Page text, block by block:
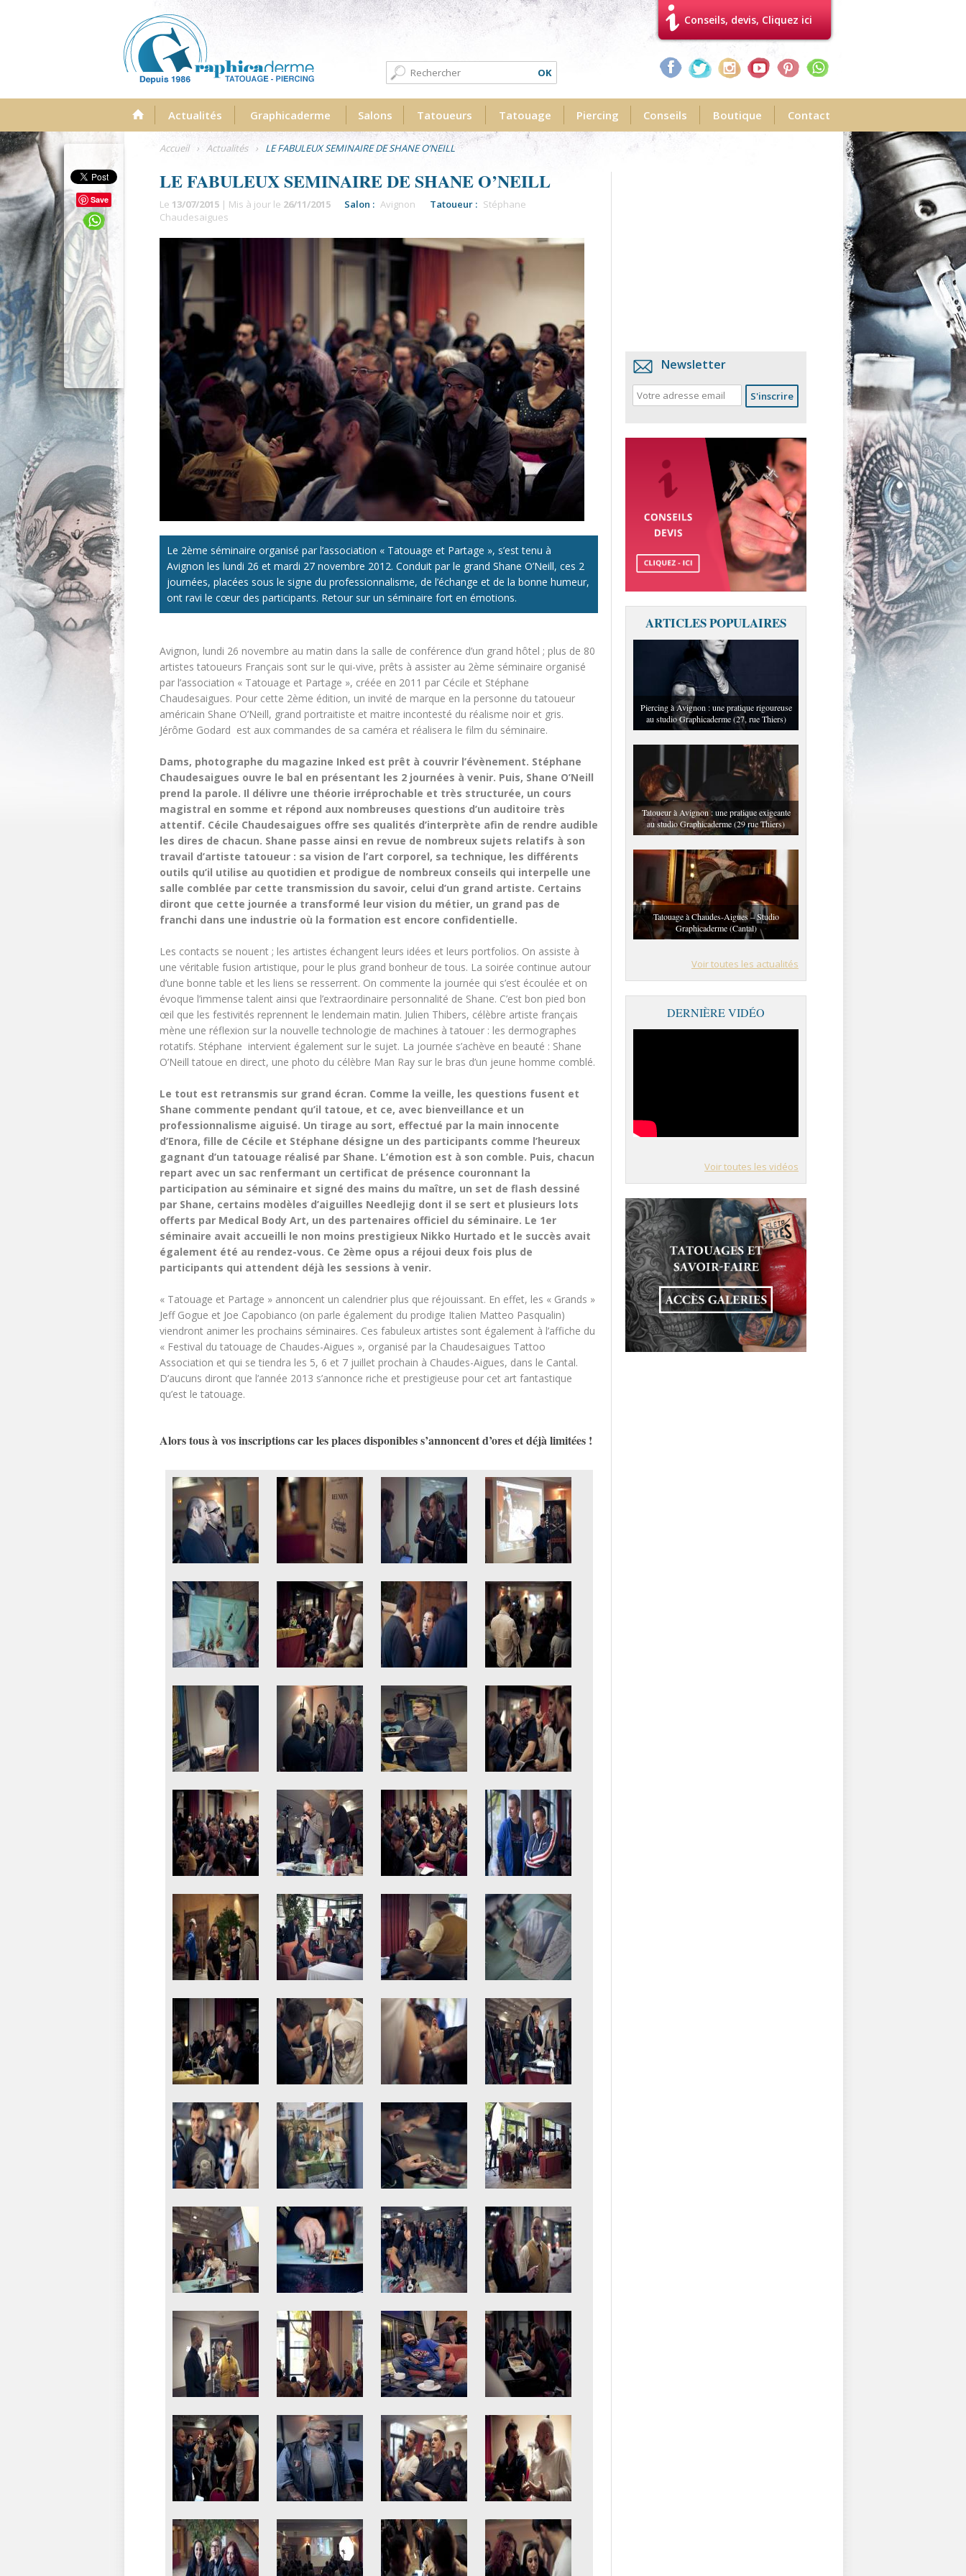
Formulaire de recherche Recherche
Conseils, devis, Cliquez ici
Menu Actualités Graphicaderme Salons Tatoueurs Tatouage Piercing Conseils Boutique Contact
Save
Accueil › Actualités › LE FABULEUX SEMINAIRE DE SHANE O’NEILL
LE FABULEUX SEMINAIRE DE SHANE O’NEILL
Le 13/07/2015 | Mis à jour le 26/11/2015 Salon : Avignon Tatoueur : Stéphane
Chaudesaigues
Le 2ème séminaire organisé par l’association « Tatouage et Partage », s’est tenu à
Avignon les lundi 26 et mardi 27 novembre 2012. Conduit par le grand Shane O’Neill, ces 2
journées, placées sous le signe du professionnalisme, de l’échange et de la bonne humeur,
ont ravi le cœur des participants. Retour sur un séminaire fort en émotions.
Avignon, lundi 26 novembre au matin dans la salle de conférence d’un grand hôtel ; plus de 80
artistes tatoueurs Français sont sur le qui-vive, prêts à assister au 2ème séminaire organisé
par l’association « Tatouage et Partage », créée en 2011 par Cécile et Stéphane
Chaudesaigues. Pour cette 2ème édition, un invité de marque en la personne du tatoueur
américain Shane O’Neill, grand portraitiste et maitre incontesté du réalisme noir et gris.
Jérôme Godard est aux commandes de sa caméra et réalisera le film du séminaire.
Dams, photographe du magazine Inked est prêt à couvrir l’évènement. Stéphane
Chaudesaigues ouvre le bal en présentant les 2 journées à venir. Puis, Shane O’Neill
prend la parole. Il délivre une théorie irréprochable et très structurée, un cours
magistral en somme et répond aux nombreuses questions d’un auditoire très
attentif. Cécile Chaudesaigues offre ses qualités d’interprète afin de rendre audible
les dires de chacun. Shane passe ainsi en revue de nombreux sujets relatifs à son
travail d’artiste tatoueur : sa vision de l’art corporel, sa technique, les différents
outils qu’il utilise au quotidien et prodigue de nombreux conseils qui interpelle une
salle comblée par cette transmission du savoir, celui d’un grand artiste. Certains
diront que cette journée a transformé leur vision du métier, un grand pas de
franchi dans une industrie où la formation est encore confidentielle.
Les contacts se nouent ; les artistes échangent leurs idées et leurs portfolios. On assiste à
une véritable fusion artistique, pour le plus grand bonheur de tous. La soirée continue autour
d’une bonne table et les liens se resserrent. On commente la journée qui s’est écoulée et on
évoque l’immense talent ainsi que l’extraordinaire personnalité de Shane. C’est bon pied bon
œil que les festivités reprennent le lendemain matin. Julien Thibers, célèbre artiste français
mène une réflexion sur la nouvelle technologie de machines à tatouer : les dermographes
rotatifs. Stéphane intervient également sur le sujet. La journée s’achève en beauté : Shane
O’Neill tatoue en direct, une photo du célèbre Man Ray sur le bras d’un jeune homme comblé.
Le tout est retransmis sur grand écran. Comme la veille, les questions fusent et
Shane commente pendant qu’il tatoue, et ce, avec bienveillance et un
professionnalisme aiguisé. Un tirage au sort, effectué par la main innocente
d’Enora, fille de Cécile et Stéphane désigne un des participants comme l’heureux
gagnant d’un tatouage réalisé par Shane. L’émotion est à son comble. Puis, chacun
repart avec un sac renfermant un certificat de présence couronnant la
participation au séminaire et signé des mains du maître, un set de flash dessiné
par Shane, certains modèles d’aiguilles Needlejig dont il se sert et plusieurs lots
offerts par Medical Body Art, un des partenaires officiel du séminaire. Le 1er
séminaire avait accueilli le non moins prestigieux Nikko Hurtado et le succès avait
également été au rendez-vous. Ce 2ème opus a réjoui deux fois plus de
participants qui attendent déjà les sessions à venir.
« Tatouage et Partage » annoncent un calendrier plus que réjouissant. En effet, les « Grands »
Jeff Gogue et Joe Capobianco (on parle également du prodige Italien Matteo Pasqualin)
viendront animer les prochains séminaires. Ces fabuleux artistes sont également à l’affiche du
« Festival du tatouage de Chaudes-Aigues », organisé par la Chaudesaigues Tattoo
Association et qui se tiendra les 5, 6 et 7 juillet prochain à Chaudes-Aigues, dans le Cantal.
D’aucuns diront que l’année 2013 s’annonce riche et prestigieuse pour cet art fantastique
qu’est le tatouage.
Alors tous à vos inscriptions car les places disponibles s’annoncent d’ores et déjà limitées !
Newsletter
ARTICLES POPULAIRES
Piercing à Avignon : une pratique rigoureuse
au studio Graphicaderme (27, rue Thiers)
Tatoueur à Avignon : une pratique exigeante
au studio Graphicaderme (29 rue Thiers)
Tatouage à Chaudes-Aigues – Studio
Graphicaderme (Cantal)
Voir toutes les actualités
DERNIÈRE VIDÉO
Voir toutes les vidéos